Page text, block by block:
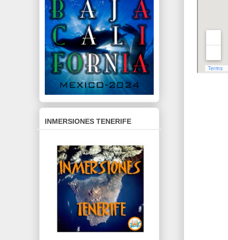
INMERSIONES TENERIFE